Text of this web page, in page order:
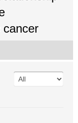
cancer